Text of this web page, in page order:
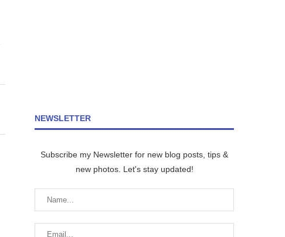
NEWSLETTER
Subscribe my Newsletter for new blog posts, tips &
new photos. Let's stay updated!